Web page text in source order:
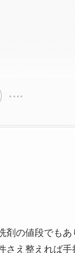
剤の値段でも
え整えれば